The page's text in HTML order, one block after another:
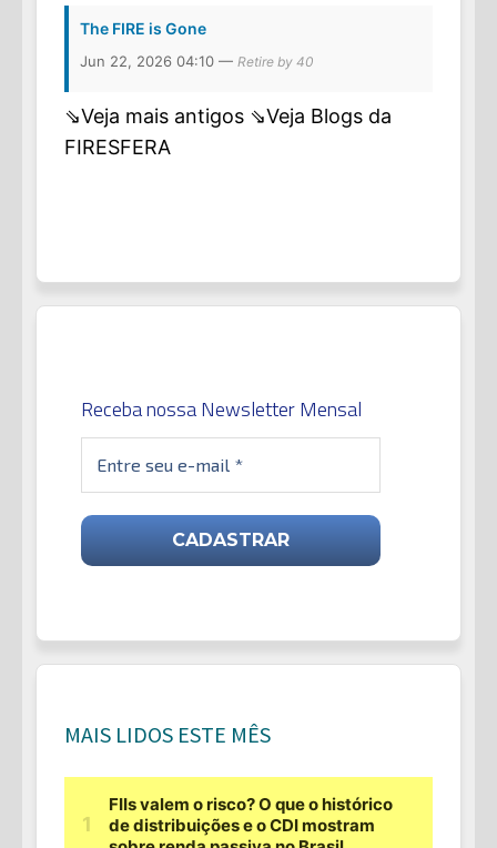
The FIRE is Gone
Jun 22, 2026 04:10 — Retire by 40
⇘Veja mais antigos ⇘Veja Blogs da
FIRESFERA
Receba nossa Newsletter Mensal
MAIS LIDOS ESTE MÊS